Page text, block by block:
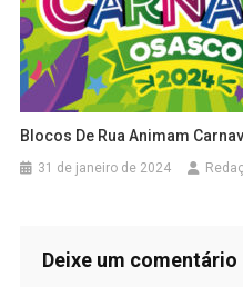
Blocos De Rua Animam
31 de janeiro de 2024
Deixe um comentário